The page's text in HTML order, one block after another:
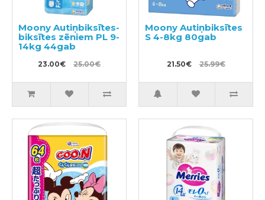
Moony Autiņbiksītes-
biksītes zēniem PL 9-
14kg 44gab
23.00€ 25.00€
Moony Autiņbiksītes
S 4-8kg 80gab
21.50€ 25.99€